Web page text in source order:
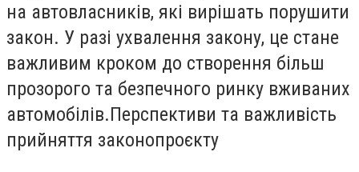
на автовласників, які вирішать порушити
закон. У разі ухвалення закону, це стане
важливим кроком до створення більш
прозорого та безпечного ринку вживаних
автомобілів.Перспективи та важливість
прийняття законопроєкту